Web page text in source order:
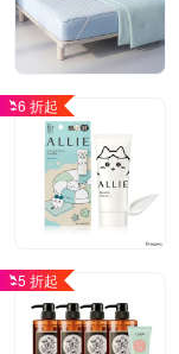
6 折起
5 折起